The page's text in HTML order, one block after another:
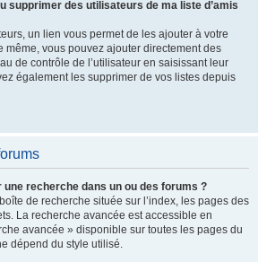
supprimer des utilisateurs de ma liste d’amis
un lien vous permet de les ajouter à votre
même, vous pouvez ajouter directement des
de contrôle de l’utilisateur en saisissant leur
également les supprimer de vos listes depuis
recherche dans un ou des forums ?
de recherche située sur l’index, les pages des
La recherche avancée est accessible en
avancée » disponible sur toutes les pages du
dépend du style utilisé.